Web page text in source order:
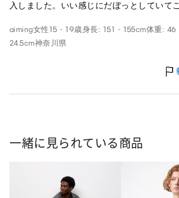
入しました。いい感じにだぼっとしていて
aiming女性 15 - 19歳身長: 151 - 155cm体重: 46
24.5cm神奈川県
一緒に見られている商品